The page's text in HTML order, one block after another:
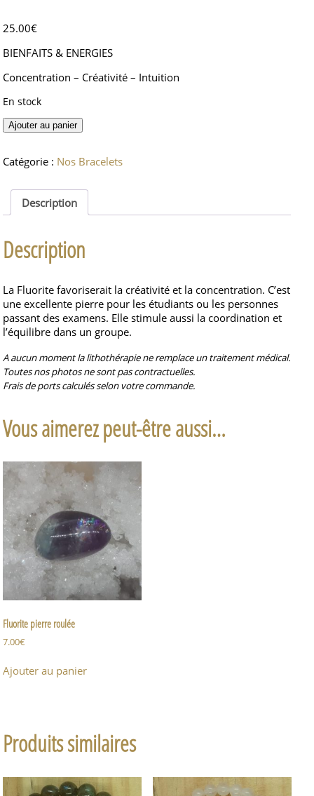
25.00€
BIENFAITS & ENERGIES
Concentration – Créativité – Intuition
En stock
quantité
bracelet
8mm
Ajouter au panier
Catégorie : Nos Bracelets
Description
Description
La Fluorite favoriserait la créativité et la concentration. C’est
une excellente pierre pour les étudiants ou les personnes
passant des examens. Elle stimule aussi la coordination et
l’équilibre dans un groupe.
A aucun moment la lithothérapie ne remplace un traitement médical.
Toutes nos photos ne sont pas contractuelles.
Frais de ports calculés selon votre commande.
Vous aimerez peut-être aussi…
Fluorite pierre roulée
7.00€
Ajouter au panier
Produits similaires